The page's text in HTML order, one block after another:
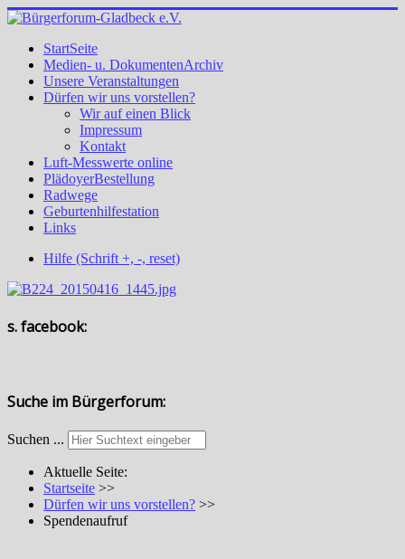
StartSeite
Medien- u. DokumentenArchiv
Unsere Veranstaltungen
Dürfen wir uns vorstellen?
Wir auf einen Blick
Impressum
Kontakt
Luft-Messwerte online
PlädoyerBestellung
Radwege
Geburtenhilfestation
Links
Hilfe (Schrift +, -, reset)
s. facebook:
Suche im Bürgerforum:
Suchen ...
Aktuelle Seite:
Startseite >>
Dürfen wir uns vorstellen? >>
Spendenaufruf